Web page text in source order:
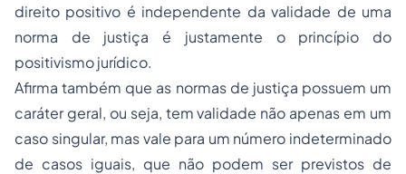
direito positivo é independente da validade de uma
norma de justiça é justamente o princípio do
positivismo jurídico.
Afirma também que as normas de justiça possuem um
caráter geral, ou seja, tem validade não apenas em um
caso singular, mas vale para um número indeterminado
de casos iguais, que não podem ser previstos de